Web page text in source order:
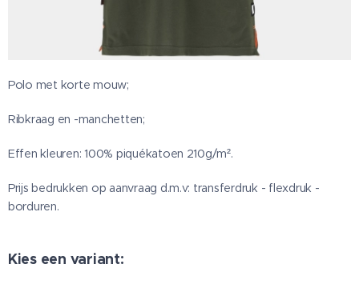
Polo met korte mouw;
Ribkraag en -manchetten;
Effen kleuren: 100% piquékatoen 210g/m².
Prijs bedrukken op aanvraag d.m.v: transferdruk - flexdruk -
borduren.
Kies een variant: